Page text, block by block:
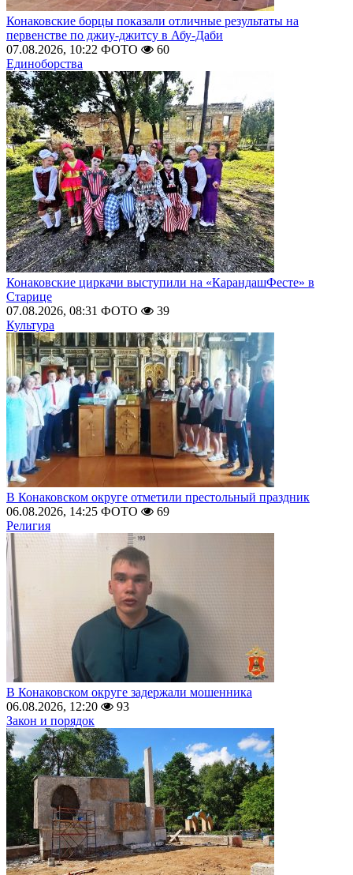
Конаковские борцы показали отличные результаты на
первенстве по джиу-джитсу в Абу-Даби
07.08.2026, 10:22 ФОТО
60
Единоборства
Конаковские циркачи выступили на «КарандашФесте» в
Старице
07.08.2026, 08:31 ФОТО
39
Культура
В Конаковском округе отметили престольный праздник
06.08.2026, 14:25 ФОТО
69
Религия
В Конаковском округе задержали мошенника
06.08.2026, 12:20
93
Закон и порядок